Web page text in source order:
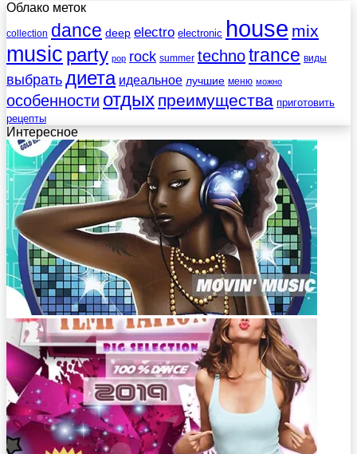
Облако меток
collection dance deep electro electronic house mix
music party pop rock summer technotrance виды
выбратьдиета идеальное лучшие меню можно
особенности отдых преимущества приготовить
рецепты
Интересное